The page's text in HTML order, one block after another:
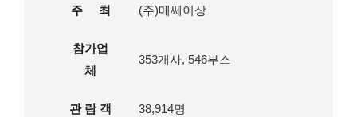
주 최 (주)메쎄이상
참가업
체
353개사, 546부스
관 람 객 38,914명